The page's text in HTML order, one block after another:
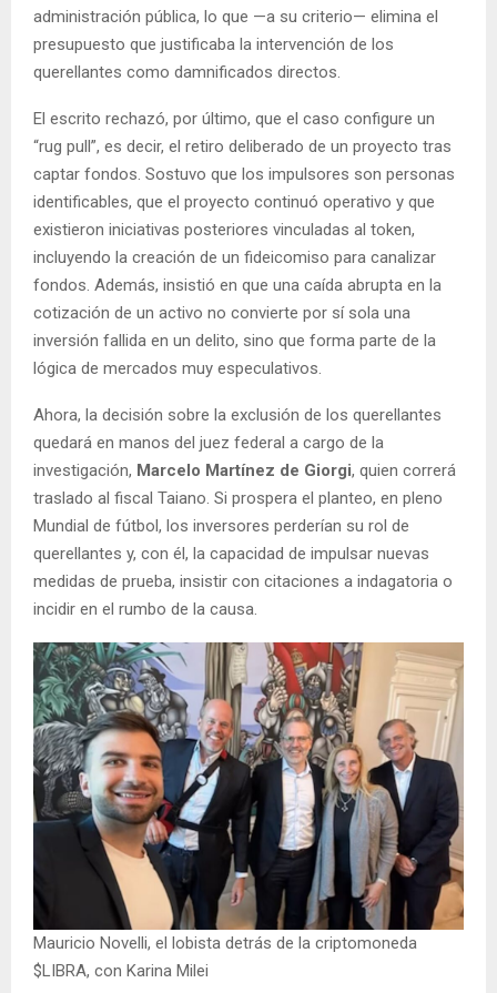
administración pública, lo que —a su criterio— elimina el
presupuesto que justificaba la intervención de los
querellantes como damnificados directos.
El escrito rechazó, por último, que el caso configure un
“rug pull”, es decir, el retiro deliberado de un proyecto tras
captar fondos. Sostuvo que los impulsores son personas
identificables, que el proyecto continuó operativo y que
existieron iniciativas posteriores vinculadas al token,
incluyendo la creación de un fideicomiso para canalizar
fondos. Además, insistió en que una caída abrupta en la
cotización de un activo no convierte por sí sola una
inversión fallida en un delito, sino que forma parte de la
lógica de mercados muy especulativos.
Ahora, la decisión sobre la exclusión de los querellantes
quedará en manos del juez federal a cargo de la
investigación, Marcelo Martínez de Giorgi, quien correrá
traslado al fiscal Taiano. Si prospera el planteo, en pleno
Mundial de fútbol, los inversores perderían su rol de
querellantes y, con él, la capacidad de impulsar nuevas
medidas de prueba, insistir con citaciones a indagatoria o
incidir en el rumbo de la causa.
Mauricio Novelli, el lobista detrás de la criptomoneda
$LIBRA, con Karina Milei